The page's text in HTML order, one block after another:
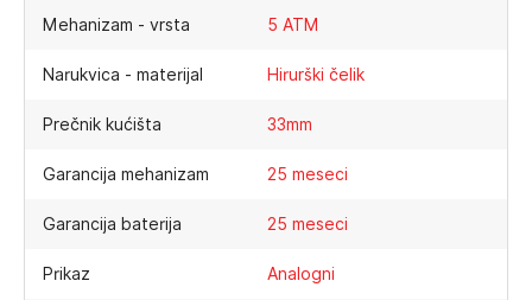
Mehanizam - vrsta 5 ATM
Narukvica - materijal Hirurški čelik
Prečnik kućišta 33mm
Garancija mehanizam 25 meseci
Garancija baterija 25 meseci
Prikaz Analogni